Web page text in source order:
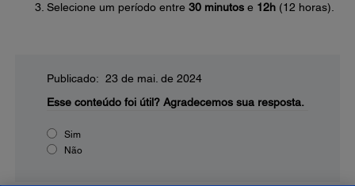
Selecione um período entre 30 minutos e 12h (12 horas).
Publicado: 23 de mai. de 2024
Esse conteúdo foi útil? Agradecemos sua resposta.
Sim
Não